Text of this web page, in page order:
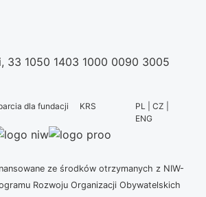
33 1050 1403 1000 0090 3005
KRS
PL | CZ |
ENG
ze środków otrzymanych z NIW-
Rozwoju Organizacji Obywatelskich